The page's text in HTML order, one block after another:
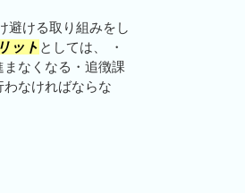
避ける取り組みをし
ット としては、 ・
なくなる・追徴課
なければならな